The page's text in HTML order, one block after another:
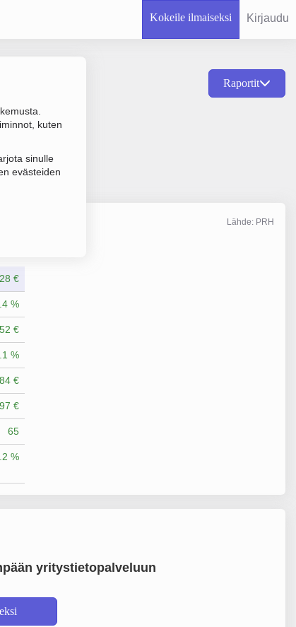
Kokeile ilmaiseksi Kirjaudu
kuten
sinulle
evästeiden
Raportit
höyläys,
Lähde: PRH
€
%
€
%
€
€
65
%
yritystietopalveluun